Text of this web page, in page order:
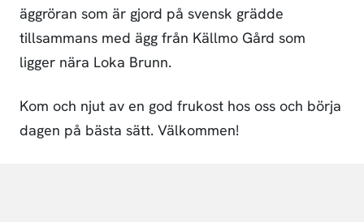
äggröran som är gjord på svensk grädde
tillsammans med ägg från Källmo Gård som
ligger nära Loka Brunn.
Kom och njut av en god frukost hos oss och börja
dagen på bästa sätt. Välkommen!